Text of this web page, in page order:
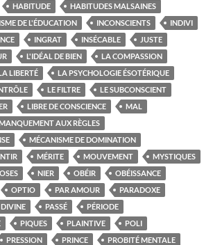
HABITUDE
HABITUDES MALSAINES
DE L'ÉDUCATION INCONSCIENTS
INDIVI
INGRAT INSÉCABLE
JUSTE
L'IDÉAL DE BIEN
LA COMPASSION
LIBERTÉ
LA PSYCHOLOGIE ÉSOTÉRIQUE
LE FILTRE
LE SUBCONSCIENT
LIBRE DE CONSCIENCE
MAL
AUX RÈGLES
MÉCANISME DE DOMINATION
MÉRITE MOUVEMENT
MYSTIQUES
NIER OBÉIR
OBÉISSANCE
OPTIO PAR AMOUR
PARADOXE
DIVINE PASSÉ
PÉRIODE
PIQUES PLAINTIVE
POLI
PRESSION PRINCE
PROBITÉ MENTALE